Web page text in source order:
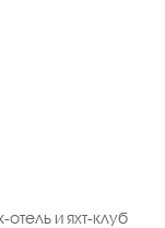
и яхт-клуб